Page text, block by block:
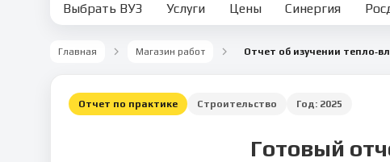
Выбрать ВУЗ Услуги Цены Синергия
Главная Магазин работ
Отчет по практике Строительство Год: 2025
Готовый